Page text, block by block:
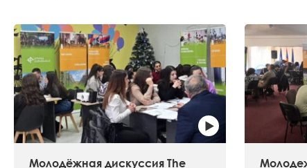
Молодёжная дискуссия The